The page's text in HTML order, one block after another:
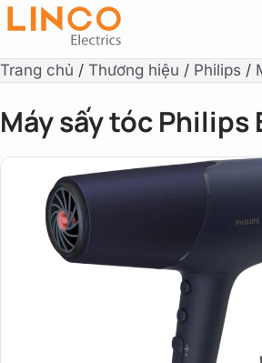
Trang chủ / Thương hiệu / Philips /
Máy sấy tóc Philips